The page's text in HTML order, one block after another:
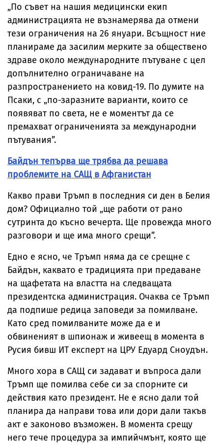
„По съвет на нашия медицински екип
администрацията не възнамерява да отмени
тези ограничения на 26 януари. Всъщност ние
планираме да засилим мерките за обществено
здраве около международните пътуване с цел
допълнително ограничаване на
разпространението на ковид-19. По думите на
Псаки, с „по-заразните варианти, които се
появяват по света, не е моментът да се
премахват ограниченията за международни
пътувания”.
Байдън тепърва ще трябва да решава
проблемите на САЩ в Афганистан
Какво прави Тръмп в последния си ден в Белия
дом? Официално той „ще работи от рано
сутринта до късно вечерта. Ще провежда много
разговори и ще има много срещи”.
Едно е ясно, че Тръмп няма да се срещне с
Байдън, каквато е традицията при предаване
на щафетата на властта на следващата
президентска администрация. Очаква се Тръмп
да подпише редица заповеди за помилване.
Като сред помилваните може да е и
обвиненият в шпионаж и живеещ в момента в
Русия бивш ИТ експерт на ЦРУ Едуард Сноудън.
Много хора в САЩ си задават и въпроса дали
Тръмп ще помилва себе си за спорните си
действия като президент. Не е ясно дали той
планира да направи това или дори дали такъв
акт е законово възможен. В момента срещу
него тече процедура за импийчмънт, която ще